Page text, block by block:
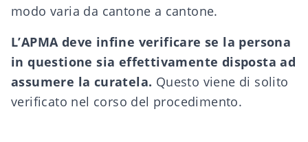
modo varia da cantone a cantone.
L’APMA deve infine verificare se la persona
in questione sia effettivamente disposta ad
assumere la curatela. Questo viene di solito
verificato nel corso del procedimento.